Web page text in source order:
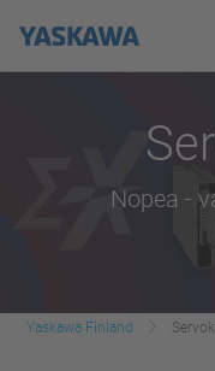
Nopea -
Yaskawa Finland